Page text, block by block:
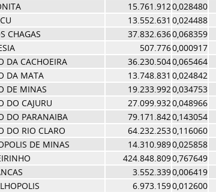
15.761.9120,028480
13.552.631 0,024488
CHAGAS 37.832.6360,068359
507.7760,000917
DA CACHOEIRA 36.230.5040,065464
DA MATA 13.748.831 0,024842
DE MINAS 19.233.9920,034753
DO CAJURU 27.099.9320,048966
DO PARANAIBA 79.171.8420,143054
DO RIO CLARO 64.232.2530,116060
DE MINAS 14.310.9890,025858
424.848.8090,767649
3.552.3390,006419
6.973.1590,012600